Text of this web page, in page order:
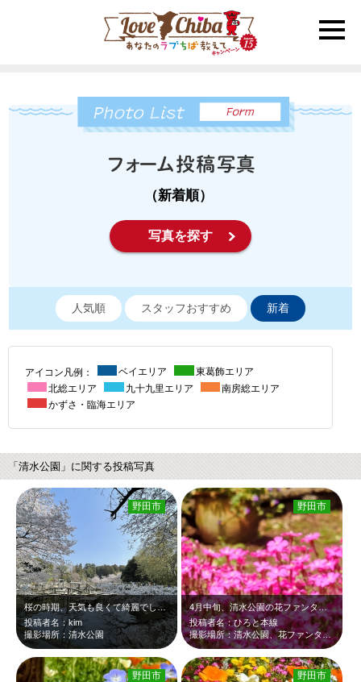
toggle
（新着順）
写真を探す
人気順 スタッフおすすめ 新着
アイコン凡例： ベイエリア
東葛飾エリア
北総エリア
九十九里エリア
南房総エリア
かずさ・臨海エリア
「清水公園」に関する投稿写真
桜の時期、天気も良くて綺麗でした。東京に比べて圧倒的に人が少なくて、のんびりで…
投稿者名：kim
撮影場所：清水公園
野田市
4月中旬、清水公園の花ファンタジアです。ピンクのシバザクラが、新緑に映えて綺麗…
投稿者名：ひろと本線
撮影場所：清水公園、花ファンタジア
野田市
野田市 野田市